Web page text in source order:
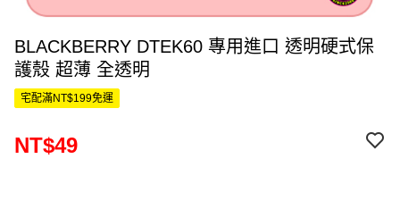
BLACKBERRY DTEK60 專用進口 透明硬式保
護殼 超薄 全透明
宅配滿NT$199免運
NT$49